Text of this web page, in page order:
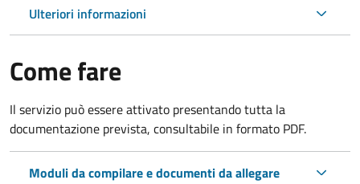
Ulteriori informazioni
Come fare
Il servizio può essere attivato presentando tutta la
documentazione prevista, consultabile in formato PDF.
Moduli da compilare e documenti da allegare